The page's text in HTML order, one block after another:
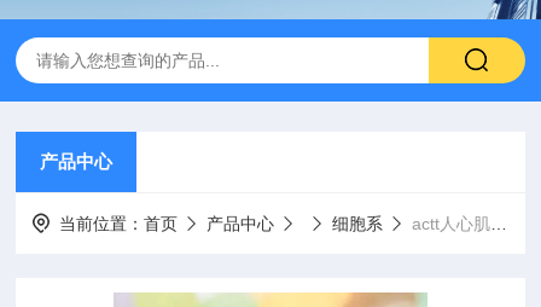
产品中心
当前位置：首页 产品中心 细胞系 actt人心肌细胞